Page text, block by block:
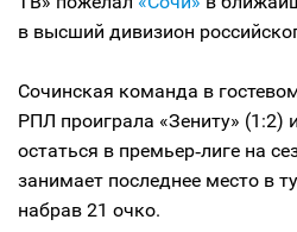
в высший дивизион
Сочинская команда в
РПЛ проиграла «Зениту» (1:2)
остаться в премьер‑лиге на
занимает последнее место в
набрав 21 очко.